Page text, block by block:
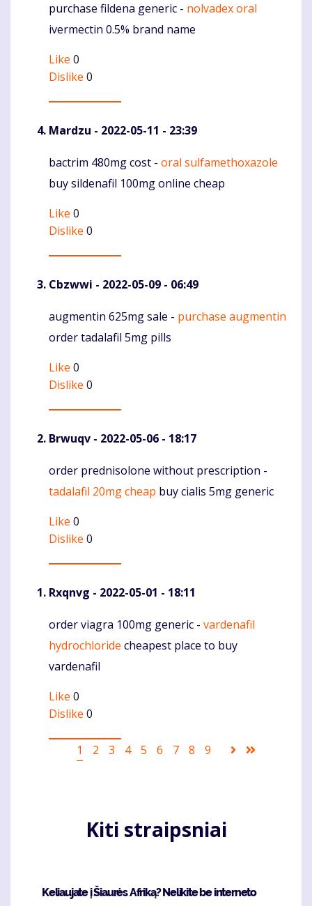
Komentaras
purchase fildena generic - nolvadex oral
ivermectin 0.5% brand name
Like 0
Dislike 0
Mardzu - 2022-05-11 - 23:39
Komentaras
bactrim 480mg cost - oral sulfamethoxazole
buy sildenafil 100mg online cheap
Like 0
Dislike 0
Cbzwwi - 2022-05-09 - 06:49
Komentaras
augmentin 625mg sale - purchase augmentin
order tadalafil 5mg pills
Like 0
Dislike 0
Brwuqv - 2022-05-06 - 18:17
Komentaras
order prednisolone without prescription -
tadalafil 20mg cheap buy cialis 5mg generic
Like 0
Dislike 0
Rxqnvg - 2022-05-01 - 18:11
Komentaras
order viagra 100mg generic - vardenafil
hydrochloride cheapest place to buy
vardenafil
Like 0
Dislike 0
Pagination
Current
1 Puslapis
2 Puslapis
3 Puslapis
4 Puslapis
5 Puslapis
6 Puslapis
7 Puslapis
8 Puslapis
9
Sekantis
Kiti straipsniai
Keliaujate į Šiaurės Afriką? Nelikite be interneto